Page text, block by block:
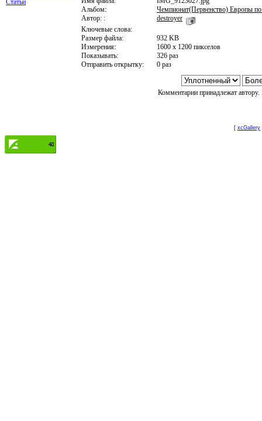
Статьи
Альбом:
Чемпионат(Первенство) Европы
Автор: :
destroyer
Ключевые слова:
Размер файла:
932 KB
Измерения:
1600 x 1200 пикселов
Показывать:
326 раз
Отправить открытку:
0 раз
Комментарии принадлежат
[ xcGallery